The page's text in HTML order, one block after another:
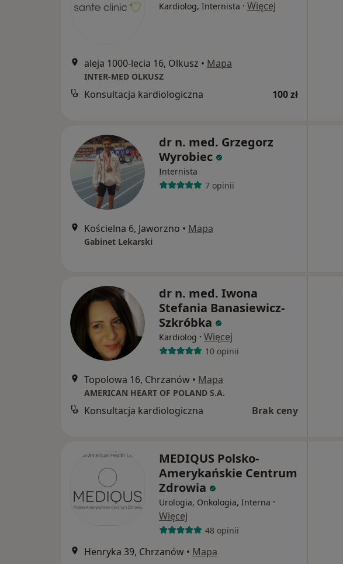
Kardiolog, Internista · Więcej
aleja 1000-lecia 16, Olkusz • Mapa
INTER-MED OLKUSZ
Konsultacja kardiologiczna 100 zł
dr n. med. Grzegorz
Wyrobiec
Internista
7 opinii
Kościelna 6, Jaworzno • Mapa
Gabinet Lekarski
dr n. med. Iwona
Stefania Banasiewicz-
Szkróbka
Kardiolog · Więcej
10 opinii
Topolowa 16, Chrzanów • Mapa
AMERICAN HEART OF POLAND S.A.
Konsultacja kardiologiczna Brak ceny
MEDIQUS Polsko-
Amerykańskie Centrum
Zdrowia
Urologia, Onkologia, Interna ·
Więcej
48 opinii
Henryka 39, Chrzanów • Mapa